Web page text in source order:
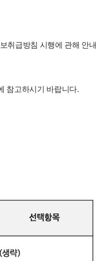
취급방침 시행에 관해 안내
참고하시기 바랍니다.